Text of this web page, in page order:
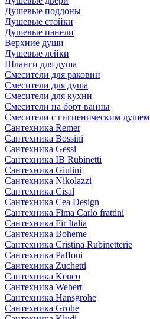
Душевые поддоны
Душевые стойки
Душевые панели
Верхние души
Душевые лейки
Шланги для душа
Смесители для раковин
Смесители для душа
Смесители для кухни
Смесители на борт ванны
Смесители с гигиеническим душем
Сантехника Remer
Сантехника Bossini
Сантехника Gessi
Сантехника IB Rubinetti
Сантехника Giulini
Сантехника Nikolazzi
Сантехника Cisal
Сантехника Cea Design
Сантехника Fima Carlo frattini
Сантехника Fir Italia
Сантехника Boheme
Сантехника Cristina Rubinetterie
Сантехника Paffoni
Сантехника Zuchetti
Сантехника Keuco
Сантехника Webert
Сантехника Hansgrohe
Сантехника Grohe